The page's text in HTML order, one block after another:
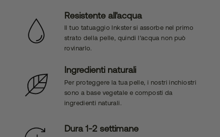
Resistente all'acqua
Il tuo tatuaggio Inkster si assorbe nel primo
strato della pelle, quindi l'acqua non può
rovinarlo.
Ingredienti naturali
Per proteggere la tua pelle, i nostri inchiostri
sono a base vegetale e composti da
ingredienti naturali.
Dura 1-2 settimane